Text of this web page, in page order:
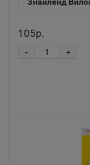
105р.
+
-